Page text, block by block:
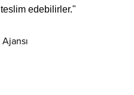
teslim edebilirler."